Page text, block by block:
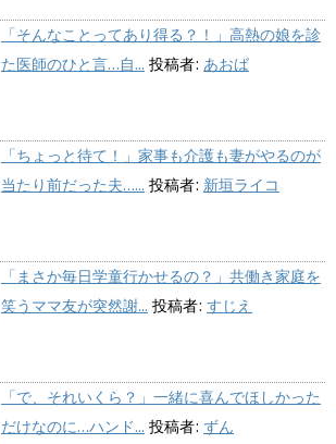
「そんなことってあり得る？！」高熱の娘を診
た医師のひと言…自... 投稿者: あおば
「ちょっと待て！」家事も介護も妻がやるのが
当たり前だった夫…... 投稿者: 新垣ライコ
「まさか毎日学童行かせるの？」共働き家庭を
笑うママ友が突然謝... 投稿者: すじえ
「で、それいくら？」一緒に喜んでほしかった
だけなのに…ハンド... 投稿者: ずん